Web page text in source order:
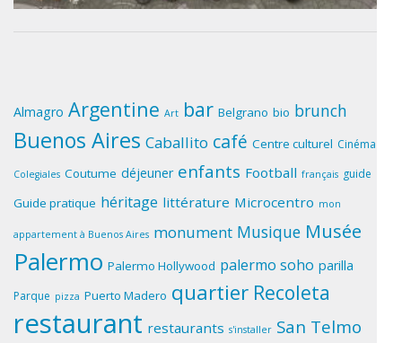
Almagro Argentine Art bar Belgrano bio brunch
Buenos Aires Caballito café Centre culturel Cinéma
Colegiales Coutume déjeuner enfants Football français guide
Guide pratique héritage littérature Microcentro mon
appartement à Buenos Aires monument Musique Musée
Palermo Palermo Hollywood palermo soho parilla
Parque pizza Puerto Madero quartier Recoleta
restaurant restaurants s'installer San Telmo